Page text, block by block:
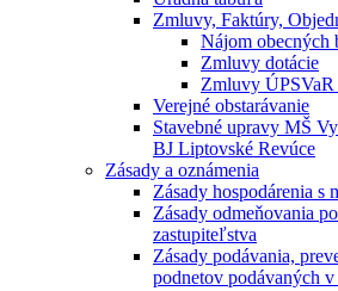
Zmluvy, Faktúry,
Nájom obecných
Zmluvy dotácie
Zmluvy
Verejné obstarávanie
Stavebné upravy MŠ
BJ Liptovské Revúce
Zásady a oznámenia
Zásady hospodárenia s
Zásady odmeňovania
zastupiteľstva
Zásady podávania,
podnetov podávaných v